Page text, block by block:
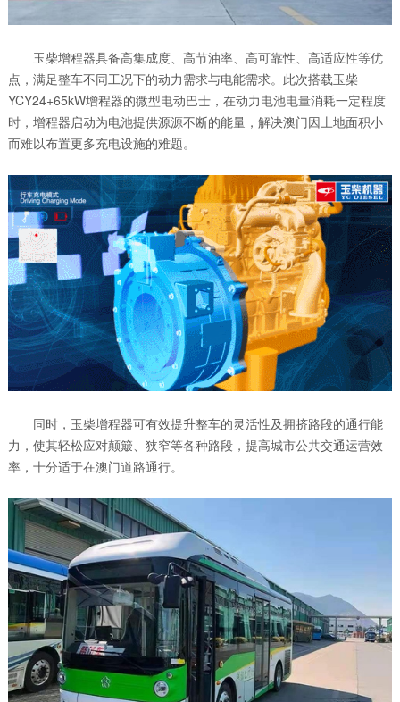
玉柴增程器具备高集成度、高节油率、高可靠性、高适应性等优
点，满足整车不同工况下的动力需求与电能需求。此次搭载玉柴
YCY24+65kW增程器的微型电动巴士，在动力电池电量消耗一定程度
时，增程器启动为电池提供源源不断的能量，解决澳门因土地面积小
而难以布置更多充电设施的难题。
同时，玉柴增程器可有效提升整车的灵活性及拥挤路段的通行能
力，使其轻松应对颠簸、狭窄等各种路段，提高城市公共交通运营效
率，十分适于在澳门道路通行。